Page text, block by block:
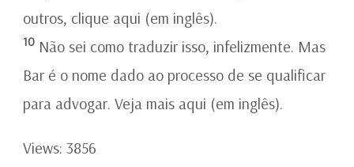
outros, clique aqui (em inglês).
10 Não sei como traduzir isso, infelizmente. Mas
Bar é o nome dado ao processo de se qualificar
para advogar. Veja mais aqui (em inglês).
Views: 3856